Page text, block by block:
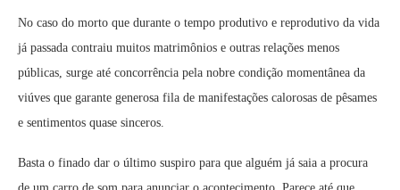
No caso do morto que durante o tempo produtivo e reprodutivo da vida
já passada contraiu muitos matrimônios e outras relações menos
públicas, surge até concorrência pela nobre condição momentânea da
viúves que garante generosa fila de manifestações calorosas de pêsames
e sentimentos quase sinceros.
Basta o finado dar o último suspiro para que alguém já saia a procura
de um carro de som para anunciar o acontecimento. Parece até que